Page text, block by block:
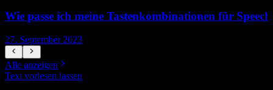
Wie passe ich meine Tastenkombinationen für
27. September 2023
Alle anzeigen
Text vorlesen lassen